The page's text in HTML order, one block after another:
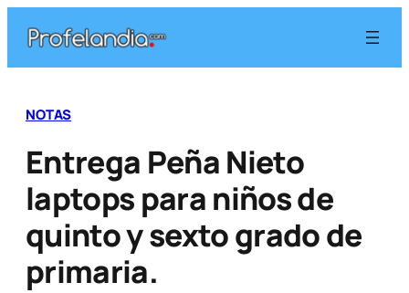
contenido
NOTAS
Entrega Peña Nieto
laptops para niños de
quinto y sexto grado de
primaria.